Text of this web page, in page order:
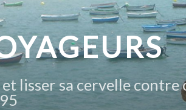
lisser sa cervelle contre